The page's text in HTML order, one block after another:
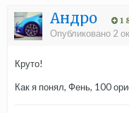
Андро 1
Опубликовано 2
Круто!
Как я понял, Фень, 100